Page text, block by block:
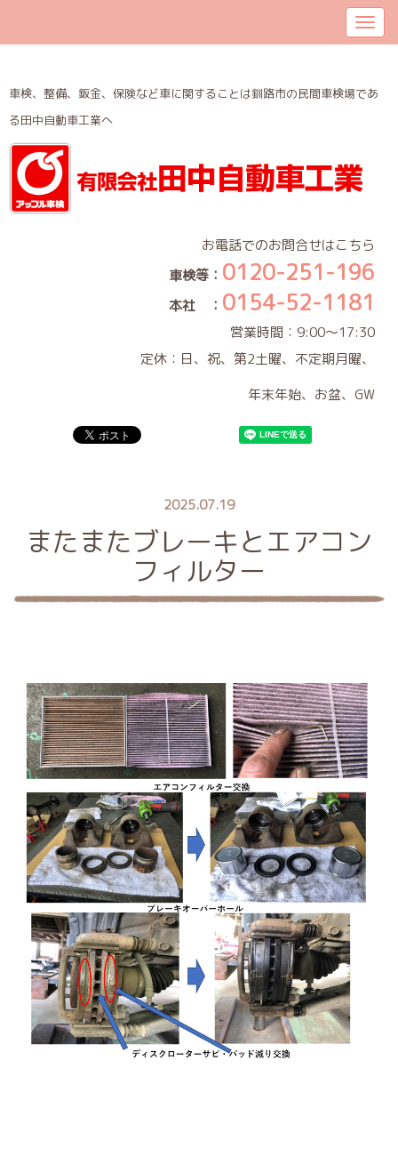
車検、整備、鈑金、保険など車に関することは釧路市の民間車検場であ
る田中自動車工業へ
お電話でのお問合せはこちら
車検等： 0120-251-196
本社 ： 0154-52-1181
営業時間：9:00～17:30
定休：日、祝、第2土曜、不定期月曜、
年末年始、お盆、GW
2025.07.19
またまたブレーキとエアコン
フィルター